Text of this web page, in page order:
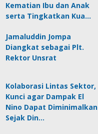
Kematian Ibu dan Anak
serta Tingkatkan Kua…
Jamaluddin Jompa
Diangkat sebagai Plt.
Rektor Unsrat
Kolaborasi Lintas Sektor,
Kunci agar Dampak El
Nino Dapat Diminimalkan
Sejak Din…